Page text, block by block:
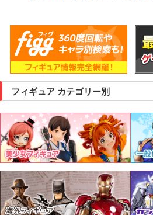
フィギュア カテゴリー別